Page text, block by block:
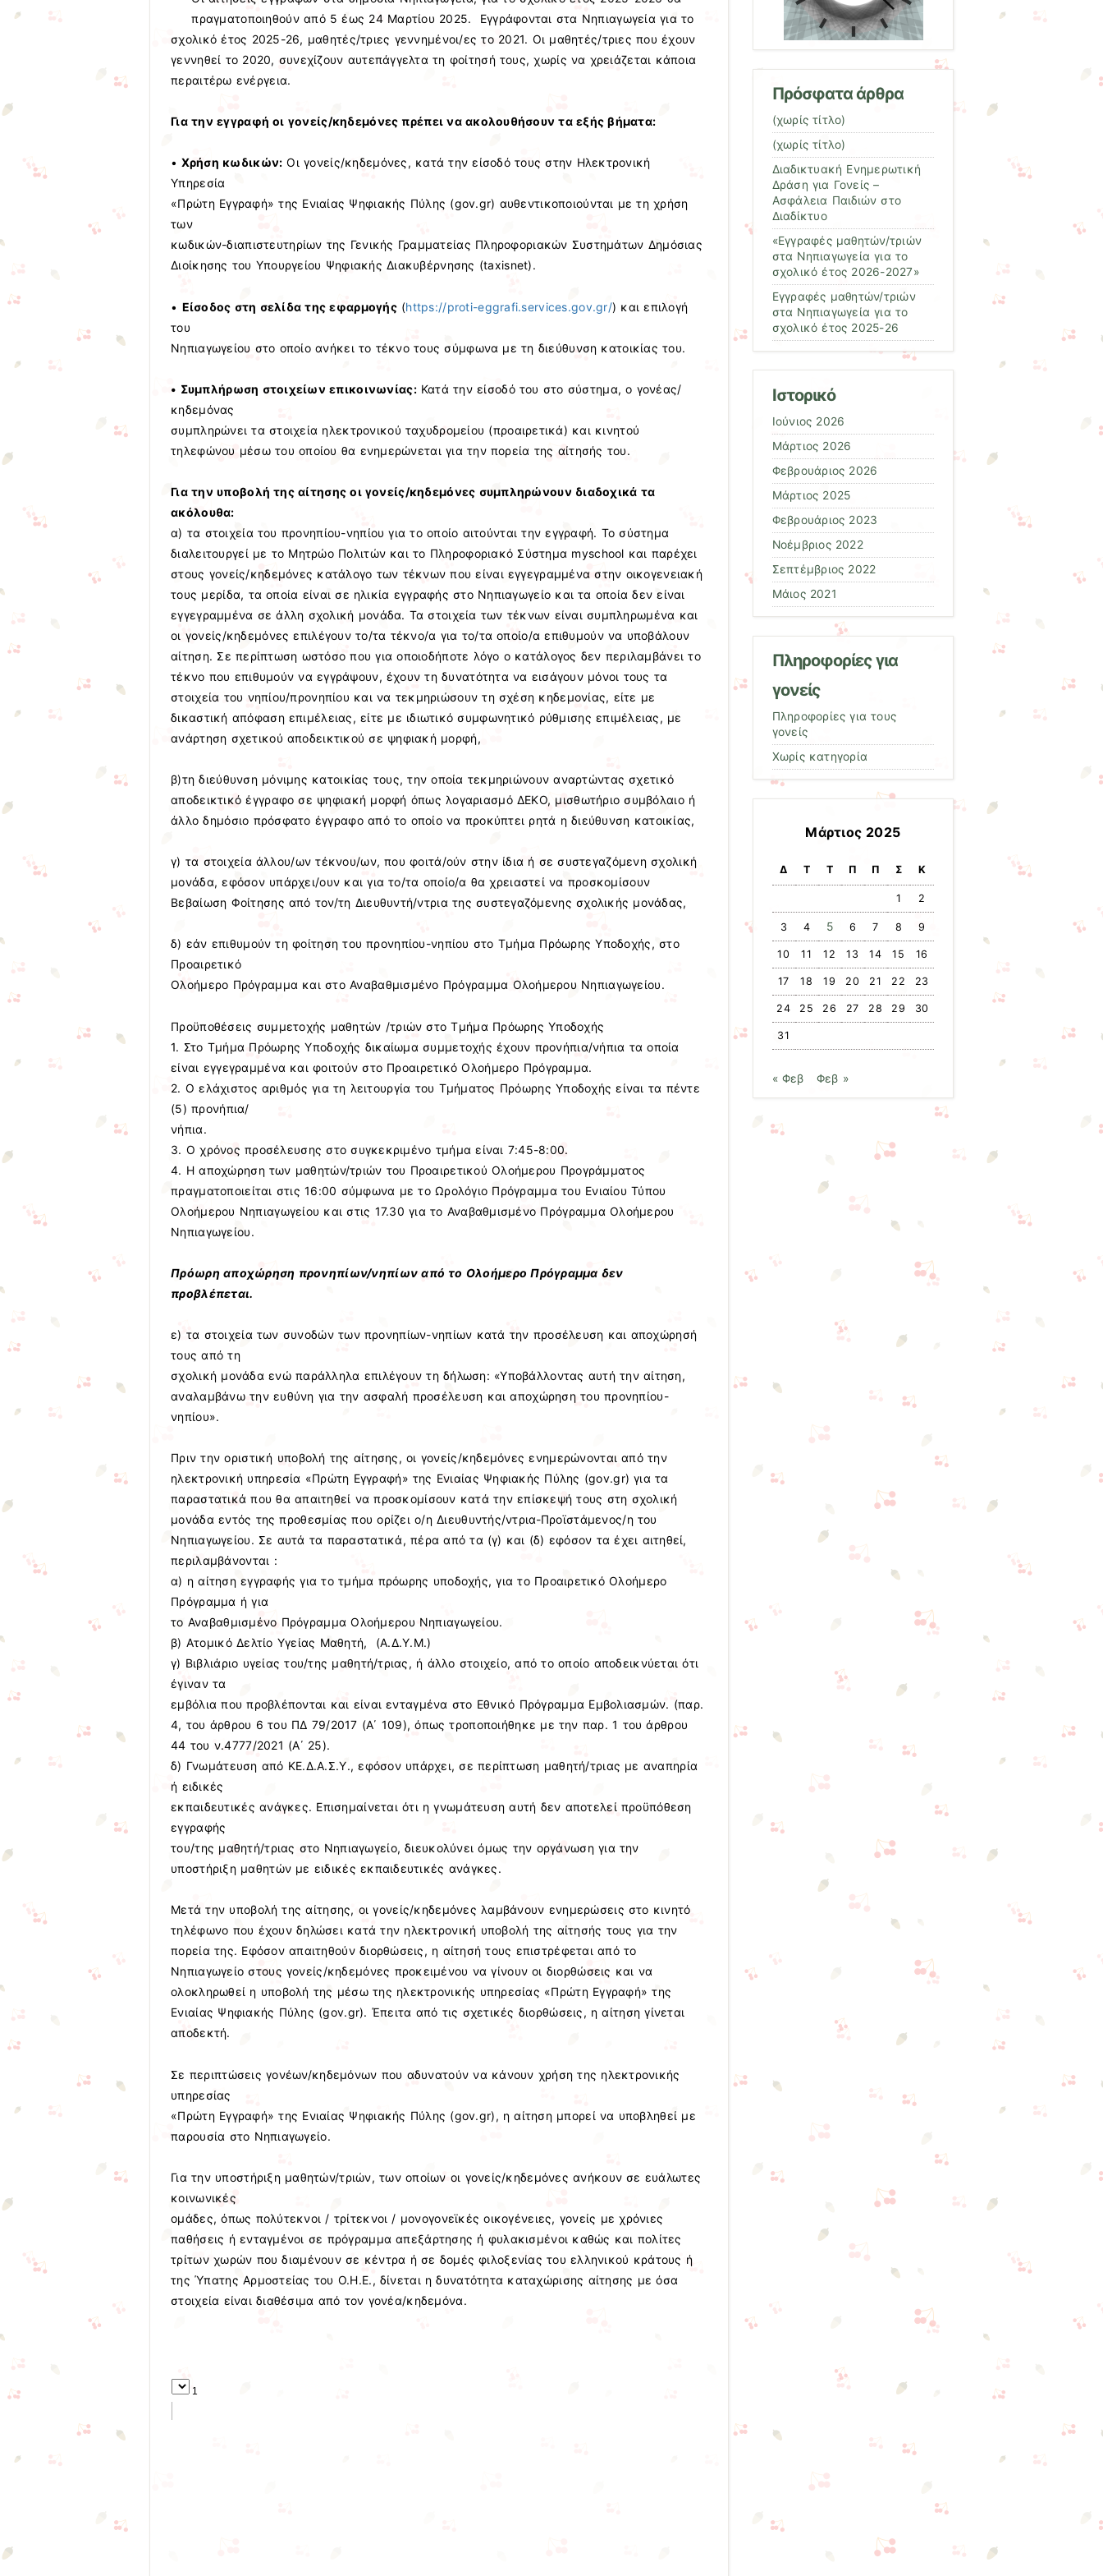
πραγματοποιηθούν από 5 έως 24 Μαρτίου 2025. Εγγράφονται στα Νηπιαγωγεία για το
σχολικό έτος 2025-26, μαθητές/τριες γεννημένοι/ες το 2021. Οι μαθητές/τριες που έχουν
γεννηθεί το 2020, συνεχίζουν αυτεπάγγελτα τη φοίτησή τους, χωρίς να χρειάζεται κάποια
περαιτέρω ενέργεια.
Για την εγγραφή οι γονείς/κηδεμόνες πρέπει να ακολουθήσουν τα εξής βήματα:
• Χρήση κωδικών: Οι γονείς/κηδεμόνες, κατά την είσοδό τους στην Ηλεκτρονική
Υπηρεσία
«Πρώτη Εγγραφή» της Ενιαίας Ψηφιακής Πύλης (gov.gr) αυθεντικοποιούνται με τη χρήση
των
κωδικών-διαπιστευτηρίων της Γενικής Γραμματείας Πληροφοριακών Συστημάτων Δημόσιας
Διοίκησης του Υπουργείου Ψηφιακής Διακυβέρνησης (taxisnet).
• Είσοδος στη σελίδα της εφαρμογής(https://proti-eggrafi.services.gov.gr/) και επιλογή
του
Νηπιαγωγείου στο οποίο ανήκει το τέκνο τους σύμφωνα με τη διεύθυνση κατοικίας του.
• Συμπλήρωση στοιχείων επικοινωνίας:Κατά την είσοδό του στο σύστημα, ο γονέας/
κηδεμόνας
συμπληρώνει τα στοιχεία ηλεκτρονικού ταχυδρομείου (προαιρετικά) και κινητού
τηλεφώνου μέσω του οποίου θα ενημερώνεται για την πορεία της αίτησής του.
Για την υποβολή της αίτησης οι γονείς/κηδεμόνες συμπληρώνουν διαδοχικά τα
ακόλουθα:
α) τα στοιχεία του προνηπίου-νηπίου για το οποίο αιτούνται την εγγραφή. Το σύστημα
διαλειτουργεί με το Μητρώο Πολιτών και το Πληροφοριακό Σύστημα myschool και παρέχει
στους γονείς/κηδεμόνες κατάλογο των τέκνων που είναι εγγεγραμμένα στην οικογενειακή
τους μερίδα, τα οποία είναι σε ηλικία εγγραφής στο Νηπιαγωγείο και τα οποία δεν είναι
εγγεγραμμένα σε άλλη σχολική μονάδα. Τα στοιχεία των τέκνων είναι συμπληρωμένα και
οι γονείς/κηδεμόνες επιλέγουν το/τα τέκνο/α για το/τα οποίο/α επιθυμούν να υποβάλουν
αίτηση. Σε περίπτωση ωστόσο που για οποιοδήποτε λόγο ο κατάλογος δεν περιλαμβάνει το
τέκνο που επιθυμούν να εγγράψουν, έχουν τη δυνατότητα να εισάγουν μόνοι τους τα
στοιχεία του νηπίου/προνηπίου και να τεκμηριώσουν τη σχέση κηδεμονίας, είτε με
δικαστική απόφαση επιμέλειας, είτε με ιδιωτικό συμφωνητικό ρύθμισης επιμέλειας, με
ανάρτηση σχετικού αποδεικτικού σε ψηφιακή μορφή,
β)τη διεύθυνση μόνιμης κατοικίας τους, την οποία τεκμηριώνουν αναρτώντας σχετικό
αποδεικτικό έγγραφο σε ψηφιακή μορφή όπως λογαριασμό ΔΕΚΟ, μισθωτήριο συμβόλαιο ή
άλλο δημόσιο πρόσφατο έγγραφο από το οποίο να προκύπτει ρητά η διεύθυνση κατοικίας,
γ) τα στοιχεία άλλου/ων τέκνου/ων, που φοιτά/ούν στην ίδια ή σε συστεγαζόμενη σχολική
μονάδα, εφόσον υπάρχει/ουν και για το/τα οποίο/α θα χρειαστεί να προσκομίσουν
Βεβαίωση Φοίτησης από τον/τη Διευθυντή/ντρια της συστεγαζόμενης σχολικής μονάδας,
δ) εάν επιθυμούν τη φοίτηση του προνηπίου-νηπίου στο Τμήμα Πρόωρης Υποδοχής, στο
Προαιρετικό
Ολοήμερο Πρόγραμμα και στο Αναβαθμισμένο Πρόγραμμα Ολοήμερου Νηπιαγωγείου.
Προϋποθέσεις συμμετοχής μαθητών /τριών στο Τμήμα Πρόωρης Υποδοχής
1. Στο Τμήμα Πρόωρης Υποδοχής δικαίωμα συμμετοχής έχουν προνήπια/νήπια τα οποία
είναι εγγεγραμμένα και φοιτούν στο Προαιρετικό Ολοήμερο Πρόγραμμα.
2. Ο ελάχιστος αριθμός για τη λειτουργία του Τμήματος Πρόωρης Υποδοχής είναι τα πέντε
(5) προνήπια/
νήπια.
3. Ο χρόνος προσέλευσης στο συγκεκριμένο τμήμα είναι 7:45-8:00.
4. Η αποχώρηση των μαθητών/τριών του Προαιρετικού Ολοήμερου Προγράμματος
πραγματοποιείται στις 16:00 σύμφωνα με το Ωρολόγιο Πρόγραμμα του Ενιαίου Τύπου
Ολοήμερου Νηπιαγωγείου και στις 17.30 για το Αναβαθμισμένο Πρόγραμμα Ολοήμερου
Νηπιαγωγείου.
Πρόωρη αποχώρηση προνηπίων/νηπίων από το Ολοήμερο Πρόγραμμα δεν
προβλέπεται.
ε) τα στοιχεία των συνοδών των προνηπίων-νηπίων κατά την προσέλευση και αποχώρησή
τους από τη
σχολική μονάδα ενώ παράλληλα επιλέγουν τη δήλωση: «Υποβάλλοντας αυτή την αίτηση,
αναλαμβάνω την ευθύνη για την ασφαλή προσέλευση και αποχώρηση του προνηπίου-
νηπίου».
Πριν την οριστική υποβολή της αίτησης, οι γονείς/κηδεμόνες ενημερώνονται από την
ηλεκτρονική υπηρεσία «Πρώτη Εγγραφή» της Ενιαίας Ψηφιακής Πύλης (gov.gr) για τα
παραστατικά που θα απαιτηθεί να προσκομίσουν κατά την επίσκεψή τους στη σχολική
μονάδα εντός της προθεσμίας που ορίζει ο/η Διευθυντής/ντρια-Προϊστάμενος/η του
Νηπιαγωγείου. Σε αυτά τα παραστατικά, πέρα από τα (γ) και (δ) εφόσον τα έχει αιτηθεί,
περιλαμβάνονται :
α) η αίτηση εγγραφής για το τμήμα πρόωρης υποδοχής, για το Προαιρετικό Ολοήμερο
Πρόγραμμα ή για
το Αναβαθμισμένο Πρόγραμμα Ολοήμερου Νηπιαγωγείου.
β) Ατομικό Δελτίο Υγείας Μαθητή, (Α.Δ.Υ.Μ.)
γ) Βιβλιάριο υγείας του/της μαθητή/τριας, ή άλλο στοιχείο, από το οποίο αποδεικνύεται ότι
έγιναν τα
εμβόλια που προβλέπονται και είναι ενταγμένα στο Εθνικό Πρόγραμμα Εμβολιασμών. (παρ.
4, του άρθρου 6 του ΠΔ 79/2017 (Α΄ 109), όπως τροποποιήθηκε με την παρ. 1 του άρθρου
44 του ν.4777/2021 (Α΄ 25).
δ) Γνωμάτευση από ΚΕ.Δ.Α.Σ.Υ., εφόσον υπάρχει, σε περίπτωση μαθητή/τριας με αναπηρία
ή ειδικές
εκπαιδευτικές ανάγκες. Επισημαίνεται ότι η γνωμάτευση αυτή δεν αποτελεί προϋπόθεση
εγγραφής
του/της μαθητή/τριας στο Νηπιαγωγείο, διευκολύνει όμως την οργάνωση για την
υποστήριξη μαθητών με ειδικές εκπαιδευτικές ανάγκες.
Μετά την υποβολή της αίτησης, οι γονείς/κηδεμόνες λαμβάνουν ενημερώσεις στο κινητό
τηλέφωνο που έχουν δηλώσει κατά την ηλεκτρονική υποβολή της αίτησής τους για την
πορεία της. Εφόσον απαιτηθούν διορθώσεις, η αίτησή τους επιστρέφεται από το
Νηπιαγωγείο στους γονείς/κηδεμόνες προκειμένου να γίνουν οι διορθώσεις και να
ολοκληρωθεί η υποβολή της μέσω της ηλεκτρονικής υπηρεσίας «Πρώτη Εγγραφή» της
Ενιαίας Ψηφιακής Πύλης (gov.gr). Έπειτα από τις σχετικές διορθώσεις, η αίτηση γίνεται
αποδεκτή.
Σε περιπτώσεις γονέων/κηδεμόνων που αδυνατούν να κάνουν χρήση της ηλεκτρονικής
υπηρεσίας
«Πρώτη Εγγραφή» της Ενιαίας Ψηφιακής Πύλης (gov.gr), η αίτηση μπορεί να υποβληθεί με
παρουσία στο Νηπιαγωγείο.
Για την υποστήριξη μαθητών/τριών, των οποίων οι γονείς/κηδεμόνες ανήκουν σε ευάλωτες
κοινωνικές
ομάδες, όπως πολύτεκνοι / τρίτεκνοι / μονογονεϊκές οικογένειες, γονείς με χρόνιες
παθήσεις ή ενταγμένοι σε πρόγραμμα απεξάρτησης ή φυλακισμένοι καθώς και πολίτες
τρίτων χωρών που διαμένουν σε κέντρα ή σε δομές φιλοξενίας του ελληνικού κράτους ή
της Ύπατης Αρμοστείας του Ο.Η.Ε., δίνεται η δυνατότητα καταχώρισης αίτησης με όσα
στοιχεία είναι διαθέσιμα από τον γονέα/κηδεμόνα.
Πρόσφατα άρθρα
(χωρίς τίτλο)
(χωρίς τίτλο)
Διαδικτυακή Ενημερωτική
Δράση για Γονείς –
Ασφάλεια Παιδιών στο
Διαδίκτυο
«Εγγραφές μαθητών/τριών
στα Νηπιαγωγεία για το
σχολικό έτος 2026-2027»
Εγγραφές μαθητών/τριών
στα Νηπιαγωγεία για το
σχολικό έτος 2025-26
Ιστορικό
Ιούνιος 2026
Μάρτιος 2026
Φεβρουάριος 2026
Μάρτιος 2025
Φεβρουάριος 2023
Νοέμβριος 2022
Σεπτέμβριος 2022
Μάιος 2021
Πληροφορίες για
γονείς
Πληροφορίες για τους
γονείς
Χωρίς κατηγορία
Μάρτιος 2025
Δ Τ Τ Π Π Σ Κ
1 2
3 4 5 6 7 8 9
10 11 12 13 14 15 16
17 18 19 20 21 22 23
24 25 26 27 28 29 30
31
« Φεβ Φεβ »